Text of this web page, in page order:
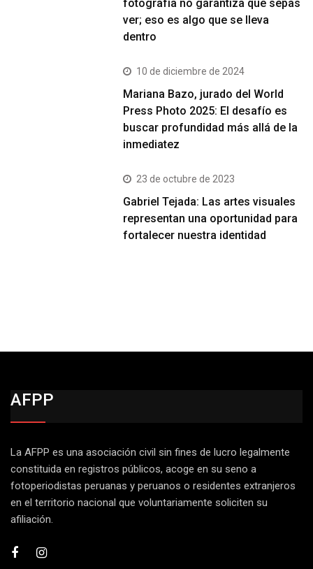
fotografía no garantiza que sepas
ver; eso es algo que se lleva
dentro
10 de diciembre de 2024
Mariana Bazo, jurado del World
Press Photo 2025: El desafío es
buscar profundidad más allá de la
inmediatez
23 de octubre de 2023
Gabriel Tejada: Las artes visuales
representan una oportunidad para
fortalecer nuestra identidad
AFPP
La AFPP es una asociación civil sin fines de lucro legalmente
constituida en registros públicos, acoge en su seno a
fotoperiodistas peruanas y peruanos o residentes extranjeros
en el territorio nacional que voluntariamente soliciten su
afiliación.